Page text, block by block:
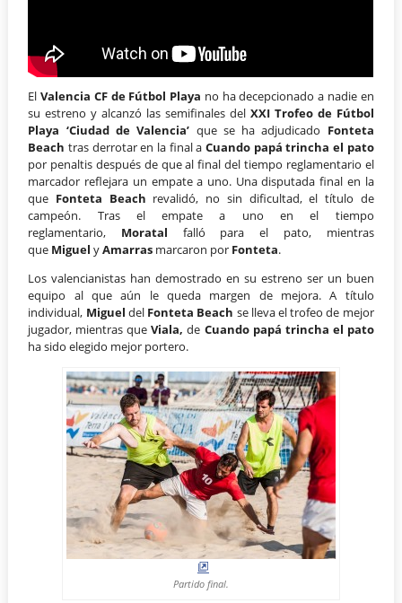
ElValencia CF de Fútbol Playa no ha decepcionado a nadie en
su estreno y alcanzó las semifinales del XXI Trofeo de Fútbol
Playa ‘Ciudad de Valencia’ que se ha adjudicado Fonteta
Beach tras derrotar en la final a Cuando papá trincha el pato
por penaltis después de que al final del tiempo reglamentario el
marcador reflejara un empate a uno. Una disputada final en la
que Fonteta Beach revalidó, no sin dificultad, el título de
campeón. Tras el empate a uno en el tiempo
reglamentario, Moratal falló para el pato, mientras
que Miguel yAmarras marcaron por Fonteta.
Los valencianistas han demostrado en su estreno ser un buen
equipo al que aún le queda margen de mejora. A título
individual, Miguel del Fonteta Beach se lleva el trofeo de mejor
jugador, mientras queViala, de Cuando papá trincha el pato
ha sido elegido mejor portero.
Partido final.